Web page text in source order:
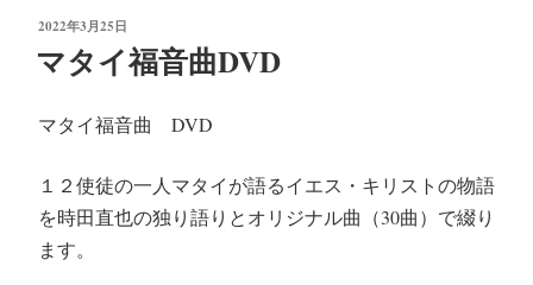
tte
r ok
投
日:
2022年3月25日
マタイ福音曲DVD
マタイ福音曲 DVD
１２使徒の一人マタイが語るイエス・キリストの物語
を時田直也の独り語りとオリジナル曲（30曲）で綴り
ます。